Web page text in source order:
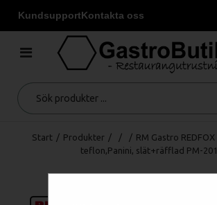
KundsupportKontakta oss
Start / Produkter / / / RM Gastro REDFOX
teflon,Panini, slät+räfflad PM-